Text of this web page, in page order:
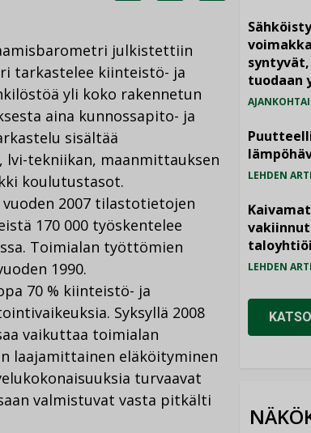
LINKEDINISSÄ
LINKKI
julkistettiin
tarkastelee kiinteistö- ja
yli koko rakennetun
aina kunnossapito- ja
sisältää
lvi-tekniikan, maanmittauksen
koulutustasot.
2007 tilastotietojen
170 000 työskentelee
Toimialan työttömien
1990.
70 % kiinteistö- ja
Syksyllä 2008
vaikuttaa toimialan
laajamittainen eläköityminen
turvaavat
valmistuvat vasta pitkälti
tuodaan
LEHDEN
LEHDEN